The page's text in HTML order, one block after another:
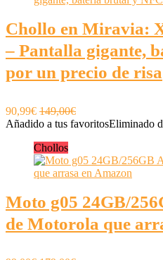
Chollo en Miravia:
– Pantalla gigante,
por un precio de risa
90,99€ 149,00€
Añadido a tus favoritosEliminado
Chollos
Moto g05 24GB/
de Motorola que